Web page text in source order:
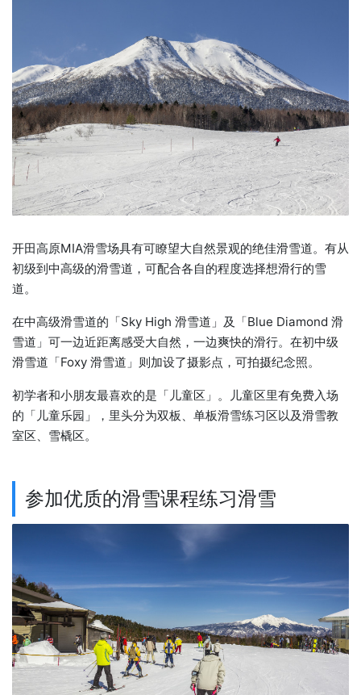
开田高原MIA滑雪场具有可瞭望大自然景观的绝佳滑雪道。有从
初级到中高级的滑雪道，可配合各自的程度选择想滑行的雪
道。
在中高级滑雪道的「Sky High 滑雪道」及「Blue Diamond 滑
雪道」可一边近距离感受大自然，一边爽快的滑行。在初中级
滑雪道「Foxy 滑雪道」则加设了摄影点，可拍摄纪念照。
初学者和小朋友最喜欢的是「儿童区」。儿童区里有免费入场
的「儿童乐园」，里头分为双板、单板滑雪练习区以及滑雪教
室区、雪橇区。
参加优质的滑雪课程练习滑雪